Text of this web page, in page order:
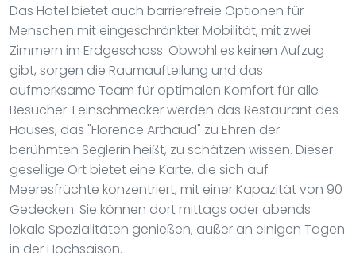
Das Hotel bietet auch barrierefreie Optionen für
Menschen mit eingeschränkter Mobilität, mit zwei
Zimmern im Erdgeschoss. Obwohl es keinen Aufzug
gibt, sorgen die Raumaufteilung und das
aufmerksame Team für optimalen Komfort für alle
Besucher. Feinschmecker werden das Restaurant des
Hauses, das "Florence Arthaud" zu Ehren der
berühmten Seglerin heißt, zu schätzen wissen. Dieser
gesellige Ort bietet eine Karte, die sich auf
Meeresfrüchte konzentriert, mit einer Kapazität von 90
Gedecken. Sie können dort mittags oder abends
lokale Spezialitäten genießen, außer an einigen Tagen
in der Hochsaison.